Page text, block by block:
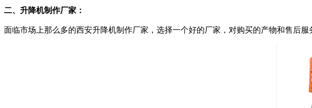
二、升降机制作厂家：
面临市场上那么多的西安升降机制作厂家，选择一个好的厂家，对购买的产物和售后服务